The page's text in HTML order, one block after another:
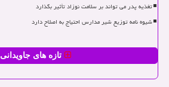
تغذیه پدر می تواند بر سلامت نوزاد تأثیر بگذارد
شیوه نامه توزیع شیر مدارس احتیاج به اصلاح دارد
تازه های جاویدانی